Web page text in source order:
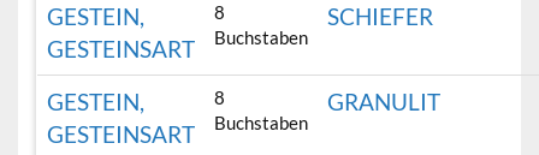
GESTEIN,
GESTEINSART
8
Buchstaben
SCHIEFER
GESTEIN,
GESTEINSART
8
Buchstaben
GRANULIT